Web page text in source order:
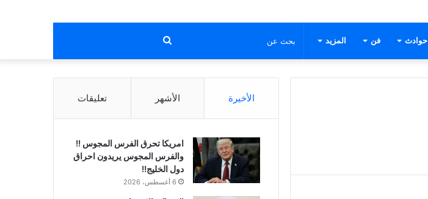
حوادث فن المزيد بحث
عن
الأخيرة الأشهر تعليقات
امريكا تحرق الفرس المجوس !!
والفرس المجوس يريدون احراق
دول الخليج!!
6 أغسطس، 2026